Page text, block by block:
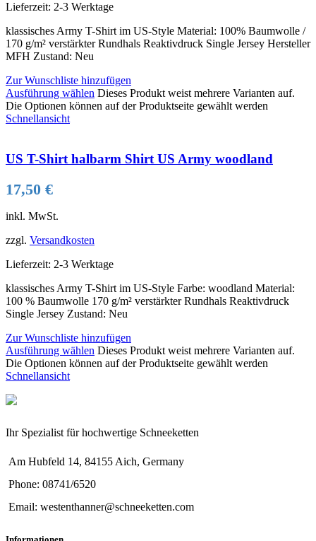
Lieferzeit: 2-3 Werktage
klassisches Army T-Shirt im US-Style Material: 100% Baumwolle /
170 g/m² verstärkter Rundhals Reaktivdruck Single Jersey Hersteller
MFH Zustand: Neu
Zur Wunschliste hinzufügen
Ausführung wählen Dieses Produkt weist mehrere Varianten auf.
Die Optionen können auf der Produktseite gewählt werden
Schnellansicht
US T-Shirt halbarm Shirt US Army woodland
17,50 €
inkl. MwSt.
zzgl. Versandkosten
Lieferzeit: 2-3 Werktage
klassisches Army T-Shirt im US-Style Farbe: woodland Material:
100 % Baumwolle 170 g/m² verstärkter Rundhals Reaktivdruck
Single Jersey Zustand: Neu
Zur Wunschliste hinzufügen
Ausführung wählen Dieses Produkt weist mehrere Varianten auf.
Die Optionen können auf der Produktseite gewählt werden
Schnellansicht
Ihr Spezialist für hochwertige Schneeketten
Am Hubfeld 14, 84155 Aich, Germany
Phone: 08741/6520
Email: westenthanner@schneeketten.com